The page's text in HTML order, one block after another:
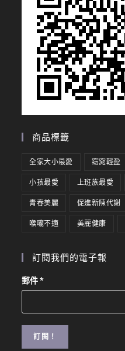
商品標籤
全家大小最愛 窈窕輕盈
小孩最愛 上班族最愛
青春美麗 促進新陳代謝
喉嚨不適 美麗健康
訂閱我們的電子報
郵件*